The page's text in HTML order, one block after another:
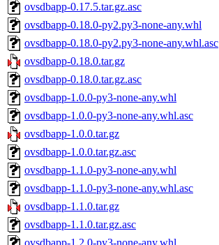
ovsdbapp-0.17.5.tar.gz.asc
ovsdbapp-0.18.0-py2.py3-none-any.whl
ovsdbapp-0.18.0-py2.py3-none-any.whl.asc
ovsdbapp-0.18.0.tar.gz
ovsdbapp-0.18.0.tar.gz.asc
ovsdbapp-1.0.0-py3-none-any.whl
ovsdbapp-1.0.0-py3-none-any.whl.asc
ovsdbapp-1.0.0.tar.gz
ovsdbapp-1.0.0.tar.gz.asc
ovsdbapp-1.1.0-py3-none-any.whl
ovsdbapp-1.1.0-py3-none-any.whl.asc
ovsdbapp-1.1.0.tar.gz
ovsdbapp-1.1.0.tar.gz.asc